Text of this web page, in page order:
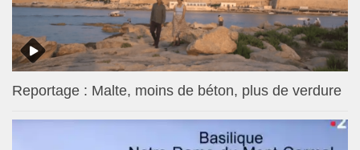
Reportage : Malte, moins de béton, plus de verdure